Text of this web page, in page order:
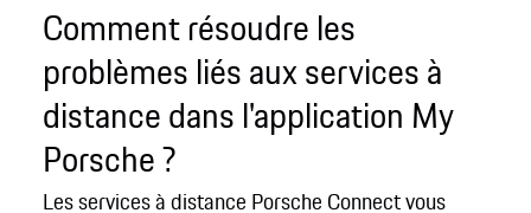
Comment résoudre les
problèmes liés aux services à
distance dans l'application My
Porsche ?
Les services à distance Porsche Connect vous